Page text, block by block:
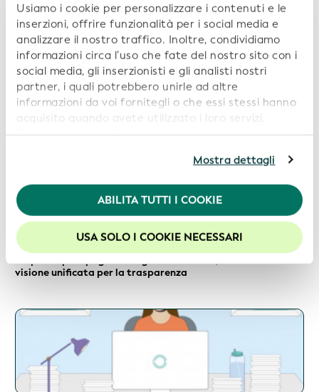
Usiamo i cookie per personalizzare i contenuti e le
inserzioni, offrire funzionalità per i social media e
analizzare il nostro traffico. Inoltre, condividiamo
informazioni circa l’uso che fate del nostro sito con i
social media, gli inserzionisti e gli analisti nostri
partner, i quali potrebbero unirle ad altre
informazioni da voi fornitegli o che essi stessi hanno
acquisito quando avete utilizzato i loro servizi.
Continuando a utilizzare il nostro sito web,
informazioni, siete pregati di consultare la nostra
Politica in materia di privacy.
Per usufruire della migliore esperienza sul nostro sito
web, consigliamo di lasciare i cookie abilitati.
Mostra dettagli
ABILITA TUTTI I COOKIE
USA SOLO I COOKIE NECESSARI
2025-11-11
Scalare gli asset digitali con la fiducia: Identità e
Conformità come infrastruttura centrale
2025-09-25
visione unificata per la trasparenza